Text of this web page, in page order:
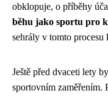
obklopuje, o příběhy
běhu jako sportu pro
sehrály v tomto
Ještě před dvaceti lety
sportovním zaměřením.